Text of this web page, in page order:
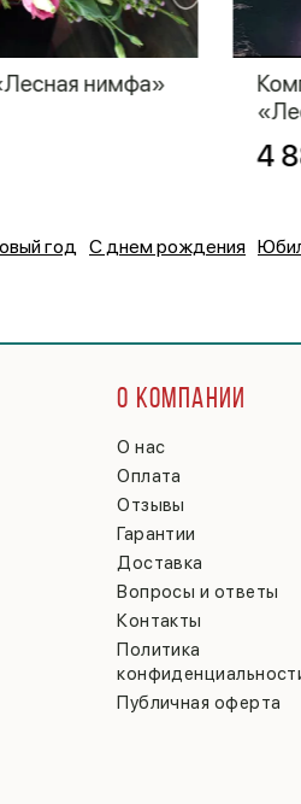
нимфа»
4
год С днем рождения
О КОМПАНИИ
О нас
Оплата
Отзывы
Гарантии
Доставка
Вопросы и ответы
Контакты
Политика
Публичная оферта